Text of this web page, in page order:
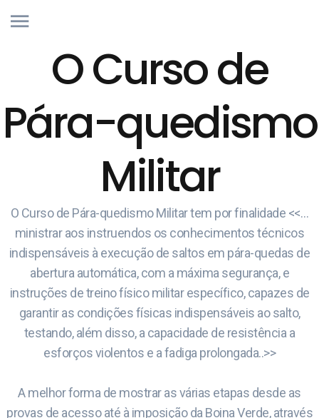
O Curso de
Pára-quedismo
Militar
O Curso de Pára-quedismo Militar tem por finalidade <<…
ministrar aos instruendos os conhecimentos técnicos
indispensáveis à execução de saltos em pára-quedas de
abertura automática, com a máxima segurança, e
instruções de treino físico militar específico, capazes de
garantir as condições físicas indispensáveis ao salto,
testando, além disso, a capacidade de resistência a
esforços violentos e a fadiga prolongada..>>
A melhor forma de mostrar as várias etapas desde as
provas de acesso até à imposição da Boina Verde, através